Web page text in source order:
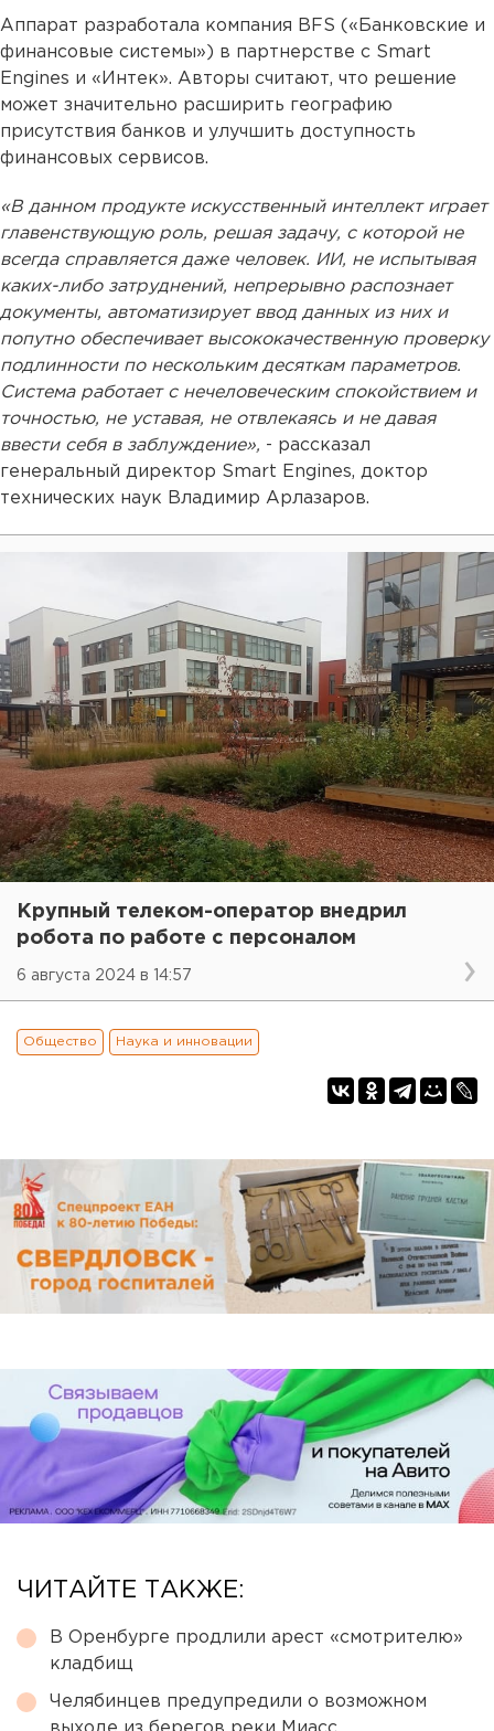
Аппарат разработала компания BFS («Банковские и
финансовые системы») в партнерстве с Smart
Engines и «Интек». Авторы считают, что решение
может значительно расширить географию
присутствия банков и улучшить доступность
финансовых сервисов.
«В данном продукте искусственный интеллект играет
главенствующую роль, решая задачу, с которой не
всегда справляется даже человек. ИИ, не испытывая
каких-либо затруднений, непрерывно распознает
документы, автоматизирует ввод данных из них и
попутно обеспечивает высококачественную проверку
подлинности по нескольким десяткам параметров.
Система работает с нечеловеческим спокойствием и
точностью, не уставая, не отвлекаясь и не давая
ввести себя в заблуждение», - рассказал
генеральный директор Smart Engines, доктор
технических наук Владимир Арлазаров.
Крупный телеком-оператор внедрил
робота по работе с персоналом
6 августа 2024 в 14:57
Общество Наука и инновации
ЧИТАЙТЕ ТАКЖЕ:
В Оренбурге продлили арест «смотрителю»
кладбищ
Челябинцев предупредили о возможном